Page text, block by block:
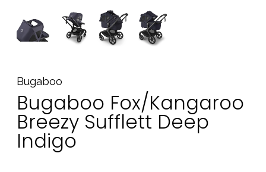
Bugaboo
Bugaboo Fox/Kangaroo
Breezy Sufflett Deep
Indigo
Sol och bad Outlet
Kontakta oss